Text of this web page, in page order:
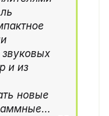
и из
новые